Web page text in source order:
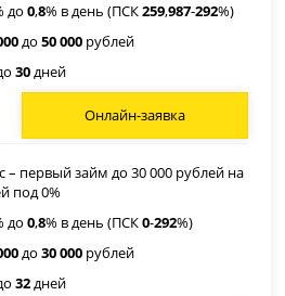
до0,8% в день (ПСК259,987-292%)
до50 000 рублей
30дней
Онлайн-заявка
– первый займ до 30 000 рублей на
под 0%
до0,8% в день (ПСК0-292%)
до30 000 рублей
32дней